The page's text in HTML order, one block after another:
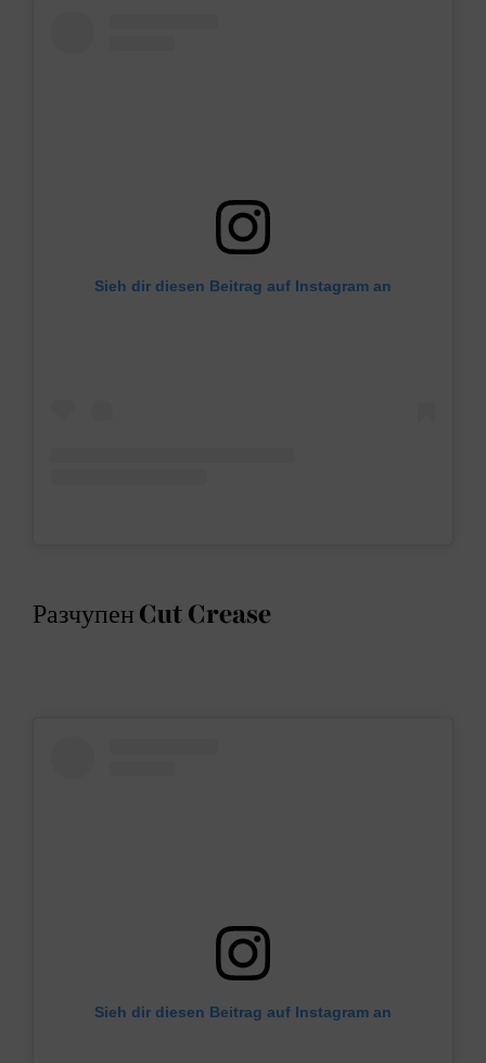
Sieh dir diesen Beitrag auf Instagram an
Разчупен Cut Crease
Sieh dir diesen Beitrag auf Instagram an